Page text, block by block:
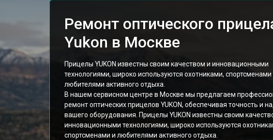
Ремонт оптического
Yukon в Москве
Прицелы YUKON известны своим качеством и инновационными
технологиями, широко используются охотниками, спортсменами
любителями активного отдыха.
В нашем сервисном центре в Москве мы предлагаем
ремонт оптических прицелов YUKON, обеспечивая точность и
вашего оборудования. Прицелы YUKON известны своим
инновационными технологиями, широко используются
спортсменами и любителями активного отдыха.